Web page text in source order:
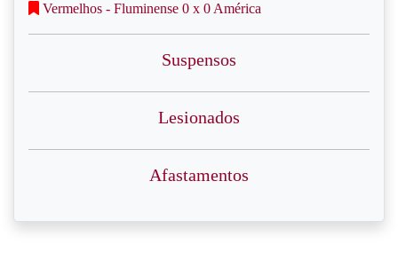
Vermelhos - Fluminense 0 x 0 América
Suspensos
Lesionados
Afastamentos